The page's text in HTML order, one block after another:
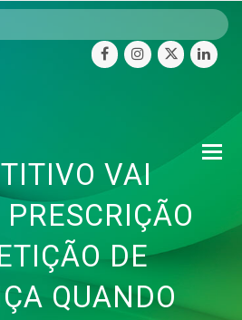
facebookinstagram
twitter
VAI
DE
QUANDO